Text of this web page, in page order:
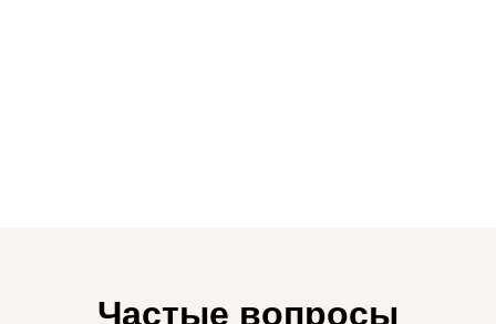
Частые вопросы